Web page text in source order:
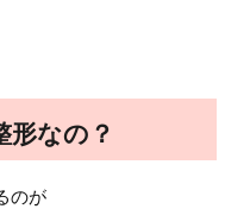
形なの？
のが